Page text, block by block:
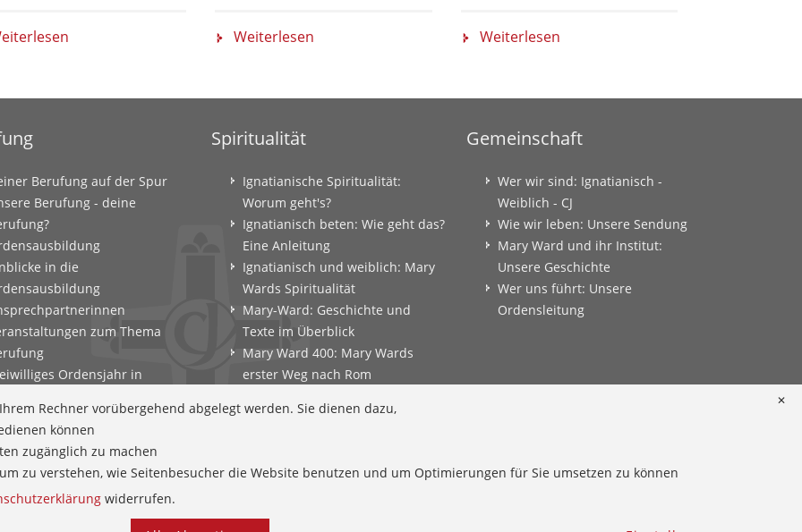
Weiterlesen Weiterlesen
Berufung auf der Spur
Berufung - deine
in die
zum Thema
Ordensjahr in
und
Spiritualität
Ignatianische Spiritualität:
Worum geht's?
Ignatianisch beten: Wie geht das?
Eine Anleitung
Ignatianisch und weiblich: Mary
Wards Spiritualität
Mary-Ward: Geschichte und
Texte im Überblick
Mary Ward 400: Mary Wards
erster Weg nach Rom
Zeitschrift: Spiritualität konkret
Gemeinschaft
Wer wir sind: Ignatianisch -
Weiblich - CJ
Wie wir leben: Unsere Sendung
Mary Ward und ihr Institut:
Unsere Geschichte
Wer uns führt: Unsere
Ordensleitung
✕
Rechner vorübergehend abgelegt werden. Sie dienen dazu,
können
zugänglich zu machen
zu verstehen, wie Seitenbesucher die Website benutzen und um Optimierungen für Sie umsetzen zu können
widerrufen.